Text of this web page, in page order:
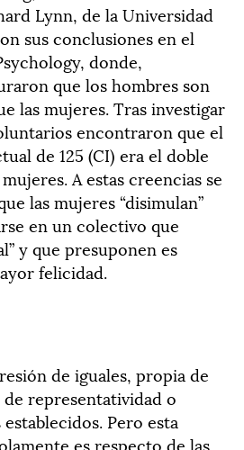
Lynn, de la Universidad
sus conclusiones en el
donde,
que los hombres son
las mujeres. Tras investigar
encontraron que el
de 125 (CI) era el doble
A estas creencias se
las mujeres “disimulan”
en un colectivo que
y que presuponen es
felicidad.
de iguales, propia de
representatividad o
Pero esta
es respecto de las